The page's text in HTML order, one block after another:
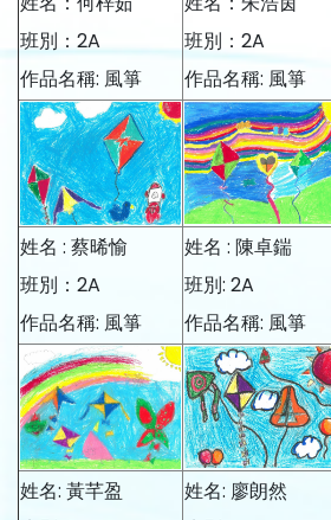
班別：2A
作品名稱: 風箏
班別：2A
作品名稱: 風箏
姓名 : 蔡晞愉
班別：2A
作品名稱: 風箏
姓名 : 陳卓鍴
班別: 2A
作品名稱: 風箏
姓名: 黃芊盈
姓名: 廖朗然